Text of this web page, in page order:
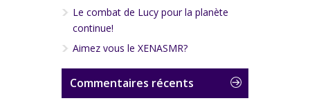
Le combat de Lucy pour la planète
continue!
Aimez vous le XENASMR?
Commentaires récents